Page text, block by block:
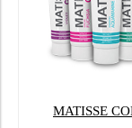
MATISSE